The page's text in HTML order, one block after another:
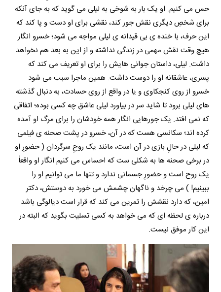
حس می کنیم. او یک بار به شوخی به لیلی می گوید که به جای آنکه
برای شخصِ دیگری نقش جور کند، نقشی برای او دست و پا کند که
این حرف، با خنده ی بی قیدانه ی لیلی مواجه می شود؛ خسرو انگار
هیچ وقت نقش مهمی در زندگی نداشته و از این به بعد هم نخواهد
داشت. لیلی، داستان جوانی هایش را برای او تعریف می کند که
پسری، عاشقانه او را دوست داشت. همین ماجرا سبب می شود
خسرو از روی کنجکاوی و یا در واقع از روی حسادت، به دنبال گذشته
های لیلی برود تا شاید سر در بیاورد لیلی عاشق چه کسی بوده؛ اتفاقی
که نمی افتد. یک جورهایی انگار همه خودشان را برای مرگ او آمده
کرده اند؛ سکانسی هست که در آن، خسرو در پشت صحنه ی فیلمی
که لیلی در حالِ بازی در آن است، مانند یک روحِ سرگردان ( حضورِ او
در برخی صحنه ها به شکلی ست که احساس می کنیم انگار او واقعاً
یک روح است و حضورِ جسمانی ندارد و تنها ما می توانیم او را
ببینیم! ) می چرخد و ناگهان چشمش می خورد به دوستش، دکتر
امین، که دارد نقشش را تمرین می کند که قرار است دیالوگی باشد
درباره ی لحظه ای که می خواهد به کسی تسلیت بگوید که البته در
این کار موفق نیست.